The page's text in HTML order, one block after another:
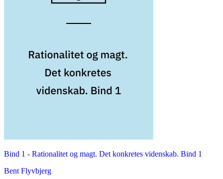
Bind 1 - Rationalitet og magt. Det konkretes videnskab. Bind 1
Bent Flyvbjerg